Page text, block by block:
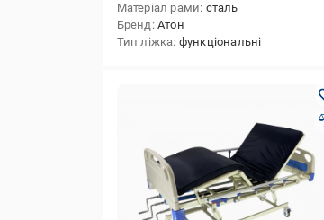
Матеріал рами сталь
Бренд Атон
Тип ліжка функціональні